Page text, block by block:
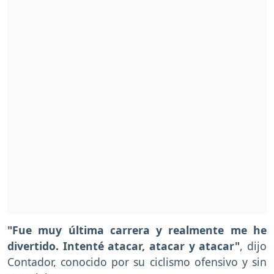
"Fue muy última carrera y realmente me he
divertido. Intenté atacar, atacar y atacar", dijo
Contador, conocido por su ciclismo ofensivo y sin